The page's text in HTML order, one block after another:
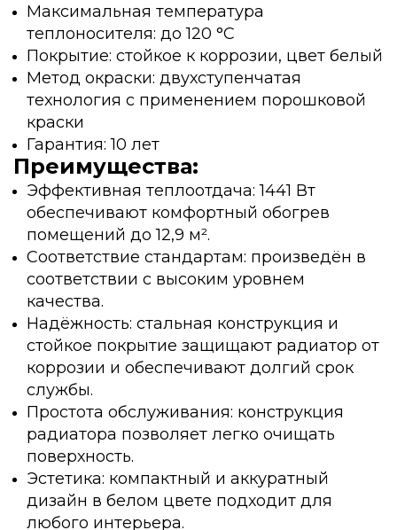
Максимальная температура
теплоносителя: до 120 °C
Покрытие: стойкое к коррозии, цвет белый
Метод окраски: двухступенчатая
технология с применением порошковой
краски
Гарантия: 10 лет
Преимущества:
Эффективная теплоотдача: 1441 Вт
обеспечивают комфортный обогрев
помещений до 12,9 м².
Соответствие стандартам: произведён в
соответствии с высоким уровнем
качества.
Надёжность: стальная конструкция и
стойкое покрытие защищают радиатор от
коррозии и обеспечивают долгий срок
службы.
Простота обслуживания: конструкция
радиатора позволяет легко очищать
поверхность.
Эстетика: компактный и аккуратный
дизайн в белом цвете подходит для
любого интерьера.